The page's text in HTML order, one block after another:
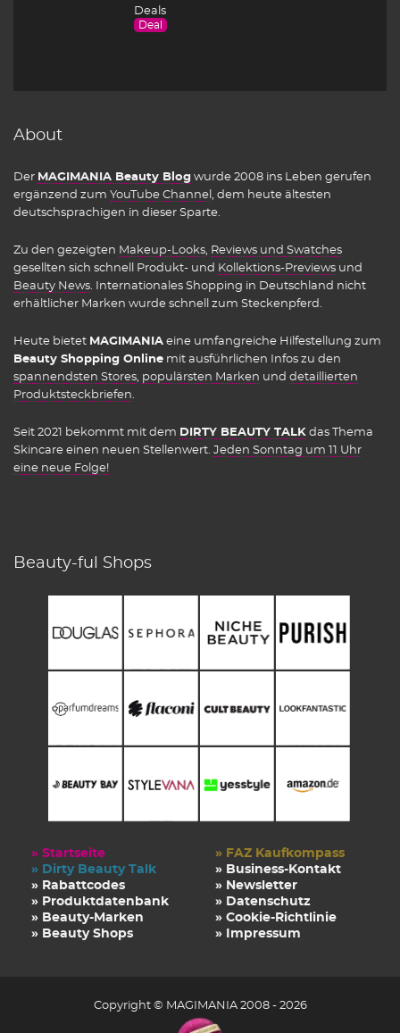
Deals
Deal
About
Der MAGIMANIA Beauty Blog wurde 2008 ins Leben gerufen
ergänzend zum YouTube Channel , dem heute ältesten
deutschsprachigen in dieser Sparte.
Zu den gezeigten Makeup-Looks, Reviews und Swatches
gesellten sich schnell Produkt- und Kollektions-Previews und
Beauty News. Internationales Shopping in Deutschland nicht
erhältlicher Marken wurde schnell zum Steckenpferd.
Heute bietet MAGIMANIA eine umfangreiche Hilfestellung zum
Beauty Shopping Online mit ausführlichen Infos zu den
spannendsten Stores, populärsten Marken und detaillierten
Produktsteckbriefen.
Seit 2021 bekommt mit dem DIRTY BEAUTY TALK das Thema
Skincare einen neuen Stellenwert. Jeden Sonntag um 11 Uhr
eine neue Folge!
Beauty-ful Shops
» Startseite
» Dirty Beauty Talk
» Rabattcodes
» Produktdatenbank
» Beauty-Marken
» Beauty Shops
» FAZ Kaufkompass
» Business-Kontakt
» Newsletter
» Datenschutz
» Cookie-Richtlinie
» Impressum
Copyright © MAGIMANIA 2008 - 2026